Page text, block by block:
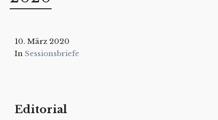
10. März 2020
In Sessionsbriefe
Editorial